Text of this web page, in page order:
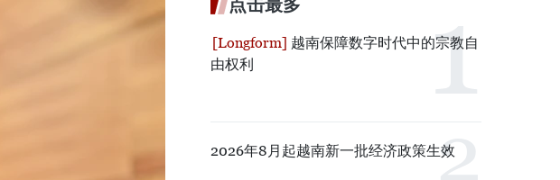
点击最多
越南保障数字时代中的宗教自
由权利
2026年8月起越南新一批经济政策生效